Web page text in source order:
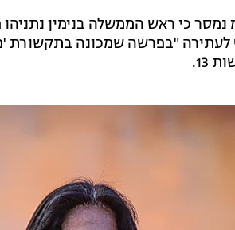
כי ראש הממשלה בנימין
"בפרשה שמכונה בתקשורת
13.